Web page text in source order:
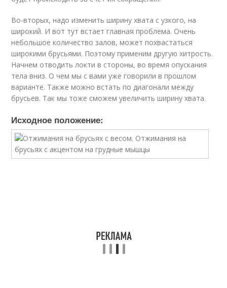
Во-вторых, надо изменить ширину хвата с узкого, на
широкий. И вот тут встает главная проблема. Очень
небольшое количество залов, может похвастаться
широкими брусьями. Поэтому применим другую хитрость.
Начнем отводить локти в стороны, во время опускания
тела вниз. О чем мы с вами уже говорили в прошлом
варианте. Также можно встать по диагонали между
брусьев. Так мы тоже сможем увеличить ширину хвата.
Исходное положение: